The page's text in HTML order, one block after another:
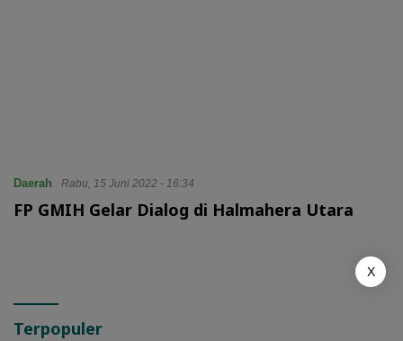
Daerah Rabu, 15 Juni 2022 - 16:34
FP GMIH Gelar Dialog di Halmahera Utara
Terpopuler
X